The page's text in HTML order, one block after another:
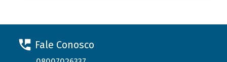
Fale Conosco